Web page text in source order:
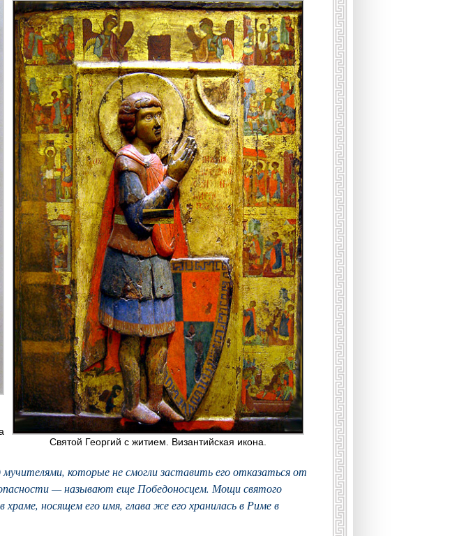
Святой Георгий с житием. Византийская икона.
которые не смогли заставить его отказаться от
— называют еще Победоносцем. Мощи святого
носящем его имя, глава же его хранилась в Риме в